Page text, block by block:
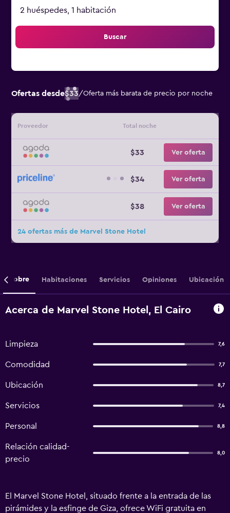
2 huéspedes, 1 habitación
Buscar
Ofertas desde$33/Oferta más barata de precio por noche
Proveedor Total noche
$33 Ver oferta
$34 Ver oferta
$38 Ver oferta
24 ofertas más de Marvel Stone Hotel
Sobre Habitaciones Servicios Opiniones Ubicación
Acerca de Marvel Stone Hotel, El Cairo
Limpieza 7,6
Comodidad 7,7
Ubicación 8,7
Servicios 7,4
Personal 8,8
Relación calidad-
precio
8,0
El Marvel Stone Hotel, situado frente a la entrada de las
pirámides y la esfinge de Giza, ofrece WiFi gratuita en